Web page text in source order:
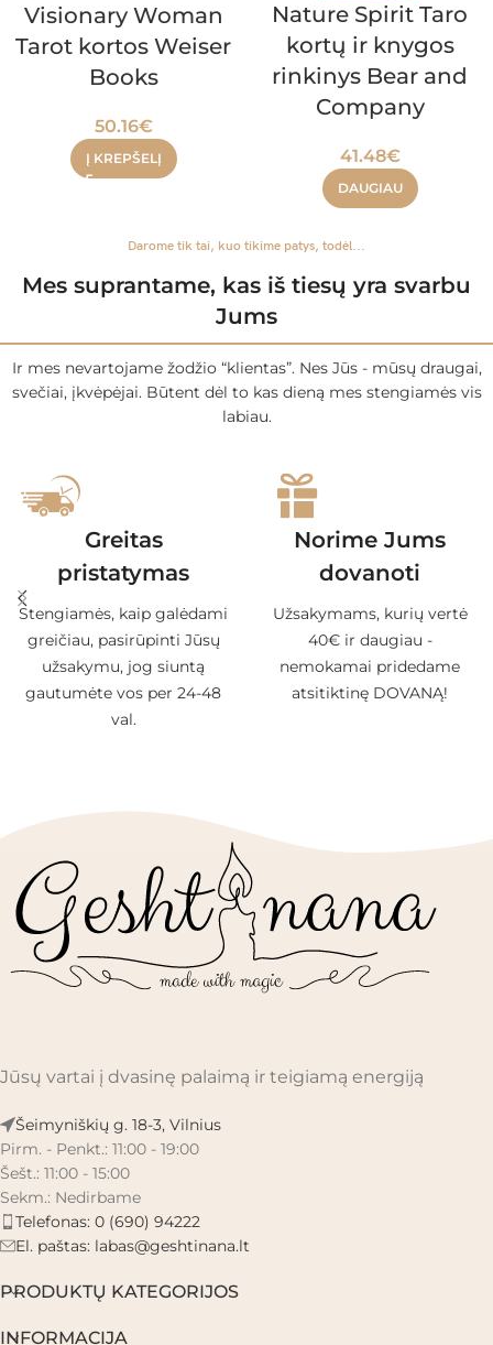
Visionary Woman
Tarot kortos Weiser
Books
50.16€
Į KREPŠELĮ
Nature Spirit Taro
kortų ir knygos
rinkinys Bear and
Company
41.48€
DAUGIAU
Darome tik tai, kuo tikime patys, todėl...
Mes suprantame, kas iš tiesų yra svarbu
Jums
Ir mes nevartojame žodžio “klientas”. Nes Jūs - mūsų draugai,
svečiai, įkvėpėjai. Būtent dėl to kas dieną mes stengiamės vis
labiau.
Greitas
pristatymas
Stengiamės, kaip galėdami
greičiau, pasirūpinti Jūsų
užsakymu, jog siuntą
gautumėte vos per 24-48
val.
Norime Jums
dovanoti
Užsakymams, kurių vertė
40€ ir daugiau -
nemokamai pridedame
atsitiktinę DOVANĄ!
Jūsų vartai į dvasinę palaimą ir teigiamą energiją
Šeimyniškių g. 18-3, Vilnius
Pirm. - Penkt.: 11:00 - 19:00
Šešt.: 11:00 - 15:00
Sekm.: Nedirbame
Telefonas: 0 (690) 94222
El. paštas: labas@geshtinana.lt
PRODUKTŲ KATEGORIJOS
INFORMACIJA